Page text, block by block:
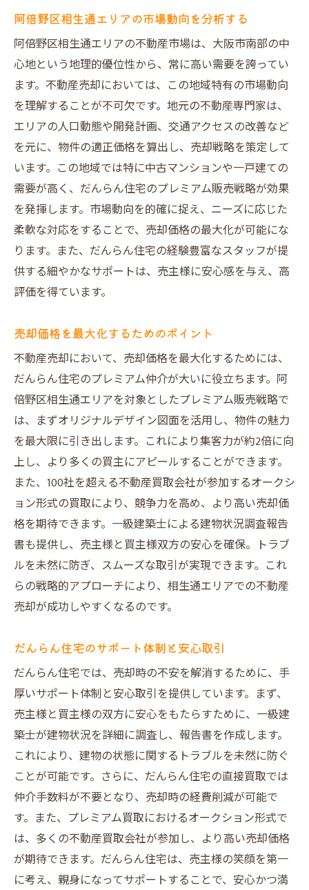
買主様の信頼を得るためのステップ
報告書が売却に与える影響
安心取引を実現するために
VR室内写真で買主様の購買意欲を高める！だん
らん住宅の新生活提案
VR技術がもたらす新しい体験
リフォーム後のイメージを具体化する
買主様にアピールするポイント
新生活を想像しやすい視覚効果
VRを活用したマーケティング戦略
成約率を高めるための実践例
だんらん住宅の直接買取で仲介手数料を節約し
ながら不動産を高く売る方法
経費削減を実現する秘訣
売却価格を向上させる交渉術
売主様に有利な取引条件
手数料を節約する工夫
直接買取が選ばれる理由
オークション形式でのプレミアム買取！100社以
上の参加で期待できる高額売却
オークションの仕組みと効果
高値売却が期待できる理由
参加企業の多さがもたらす競争力
オークションを成功させるための準備
売主様の利益を最大化する方法
安心のオークション取引の流れ
Google口コミ高評価の理由
高評価の裏にある顧客満足度
笑顔あふれる売却のための工夫
売主様の声を大切にしたサービス
口コミが示す信頼と実績
顧客満足を高めるサポート体制
成功事例から学ぶ売却の秘訣
離婚や相続、空家の不動産売却もお任せ！だん
らん住宅での安心取引
特殊な売却ニーズに対応する方法
阿倍野区相生通エリアの市場動向を分析する
阿倍野区相生通エリアの不動産市場は、大阪市南部の中
心地という地理的優位性から、常に高い需要を誇ってい
ます。不動産売却においては、この地域特有の市場動向
を理解することが不可欠です。地元の不動産専門家は、
エリアの人口動態や開発計画、交通アクセスの改善など
を元に、物件の適正価格を算出し、売却戦略を策定して
います。この地域では特に中古マンションや一戸建ての
需要が高く、だんらん住宅のプレミアム販売戦略が効果
を発揮します。市場動向を的確に捉え、ニーズに応じた
柔軟な対応をすることで、売却価格の最大化が可能にな
ります。また、だんらん住宅の経験豊富なスタッフが提
供する細やかなサポートは、売主様に安心感を与え、高
評価を得ています。
売却価格を最大化するためのポイント
不動産売却において、売却価格を最大化するためには、
だんらん住宅のプレミアム仲介が大いに役立ちます。阿
倍野区相生通エリアを対象としたプレミアム販売戦略で
は、まずオリジナルデザイン図面を活用し、物件の魅力
を最大限に引き出します。これにより集客力が約2倍に向
上し、より多くの買主にアピールすることができます。
また、100社を超える不動産買取会社が参加するオークシ
ョン形式の買取により、競争力を高め、より高い売却価
格を期待できます。一級建築士による建物状況調査報告
書も提供し、売主様と買主様双方の安心を確保。トラブ
ルを未然に防ぎ、スムーズな取引が実現できます。これ
らの戦略的アプローチにより、相生通エリアでの不動産
売却が成功しやすくなるのです。
だんらん住宅のサポート体制と安心取引
だんらん住宅では、売却時の不安を解消するために、手
厚いサポート体制と安心取引を提供しています。まず、
売主様と買主様の双方に安心をもたらすために、一級建
築士が建物状況を詳細に調査し、報告書を作成します。
これにより、建物の状態に関するトラブルを未然に防ぐ
ことが可能です。さらに、だんらん住宅の直接買取では
仲介手数料が不要となり、売却時の経費削減が可能で
す。また、プレミアム買取におけるオークション形式で
は、多くの不動産買取会社が参加し、より高い売却価格
が期待できます。だんらん住宅は、売主様の笑顔を第一
に考え、親身になってサポートすることで、安心かつ満